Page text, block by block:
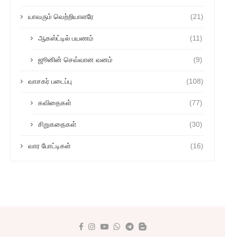
யாவரும் வெற்றியாளரே (21)
ஆகஸ்ட்டில் பயணம் (11)
ஜூனின் செவ்வான வனம் (9)
வாசகர் படைப்பு (108)
கவிதைகள் (77)
சிறுகதைகள் (30)
வார போட்டிகள் (16)